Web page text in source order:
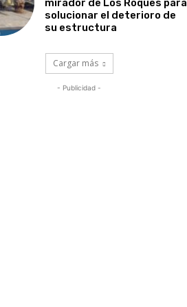
mirador de Los Roques para
solucionar el deterioro de
su estructura
Cargar más
- Publicidad -